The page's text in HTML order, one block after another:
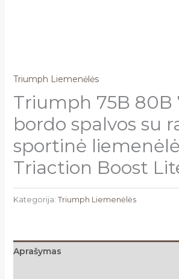
Triumph Liemenėlės
Triumph 75B 80B
bordo spalvos su
sportinė liemenėlė
Triaction Boost
Kategorija: Triumph Liemenėlės
Aprašymas